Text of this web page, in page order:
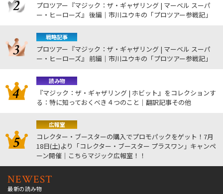
プロツアー『マジック：ザ・ギャザリング | マーベル スーパ
ー・ヒーローズ』 後編｜市川ユウキの「プロツアー参戦記」
戦略記事
プロツアー『マジック：ザ・ギャザリング | マーベル スーパ
ー・ヒーローズ』 前編｜市川ユウキの「プロツアー参戦記」
読み物
『マジック：ザ・ギャザリング | ホビット』をコレクションす
る：特に知っておくべき４つのこと｜翻訳記事その他
広報室
コレクター・ブースターの購入でプロモパックをゲット！7月
18日(土)より「コレクター・ブースター プラスワン」キャンペ
ーン開催｜こちらマジック広報室！！
NEWEST
最新の読み物